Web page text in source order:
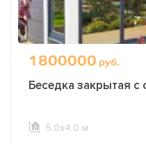
1800000 руб.
Беседка закрытая с
5,0х4,0 м.